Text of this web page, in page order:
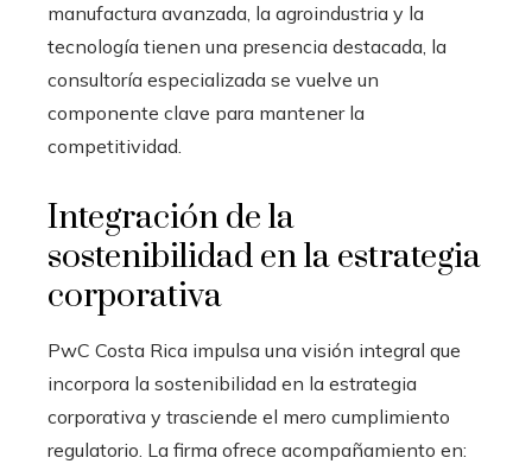
manufactura avanzada, la agroindustria y la
tecnología tienen una presencia destacada, la
consultoría especializada se vuelve un
componente clave para mantener la
competitividad.
Integración de la
sostenibilidad en la estrategia
corporativa
PwC Costa Rica impulsa una visión integral que
incorpora la sostenibilidad en la estrategia
corporativa y trasciende el mero cumplimiento
regulatorio. La firma ofrece acompañamiento en: